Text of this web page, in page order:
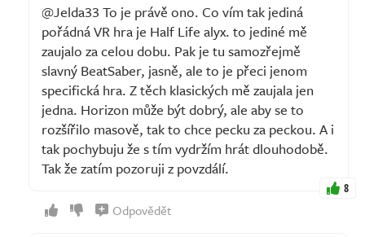
@Jelda33 To je právě ono. Co vím tak jediná
pořádná VR hra je Half Life alyx. to jediné mě
zaujalo za celou dobu. Pak je tu samozřejmě
slavný BeatSaber, jasně, ale to je přeci jenom
specifická hra. Z těch klasických mě zaujala jen
jedna. Horizon může být dobrý, ale aby se to
rozšířilo masově, tak to chce pecku za peckou. A i
tak pochybuju že s tím vydržím hrát dlouhodobě.
Tak že zatím pozoruji z povzdálí.
8
Odpovědět